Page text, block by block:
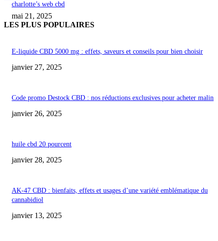
charlotte’s web cbd
mai 21, 2025
LES PLUS POPULAIRES
E-liquide CBD 5000 mg : effets, saveurs et conseils pour bien choisir
janvier 27, 2025
Code promo Destock CBD : nos réductions exclusives pour acheter malin
janvier 26, 2025
huile cbd 20 pourcent
janvier 28, 2025
AK-47 CBD : bienfaits, effets et usages d’une variété emblématique du
cannabidiol
janvier 13, 2025